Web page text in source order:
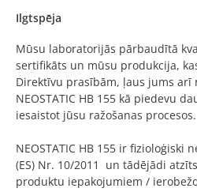
Ilgtspēja
Mūsu laboratorijās pārbaudītā
sertifikāts un mūsu produkcija,
Direktīvu prasībām, ļaus jums arī
NEOSTATIC HB 155 kā piedevu
iesaistot jūsu ražošanas procesos.
NEOSTATIC HB 155 ir fizioloģiski
(ES) Nr. 10/2011 un tādējādi
produktu iepakojumiem /